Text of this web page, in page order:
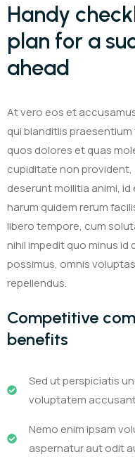
Handy
plan for a
ahead
At vero eos et
qui blanditiis
quos dolores et quas
cupiditate non provident,
deserunt mollitia animi,
harum quidem rerum
libero tempore, cum
nihil impedit quo minus
possimus, omnis
repellendus.
Competitive
benefits
Sed ut perspiciatis
voluptatem
Nemo enim ipsam
aspernatur aut odit